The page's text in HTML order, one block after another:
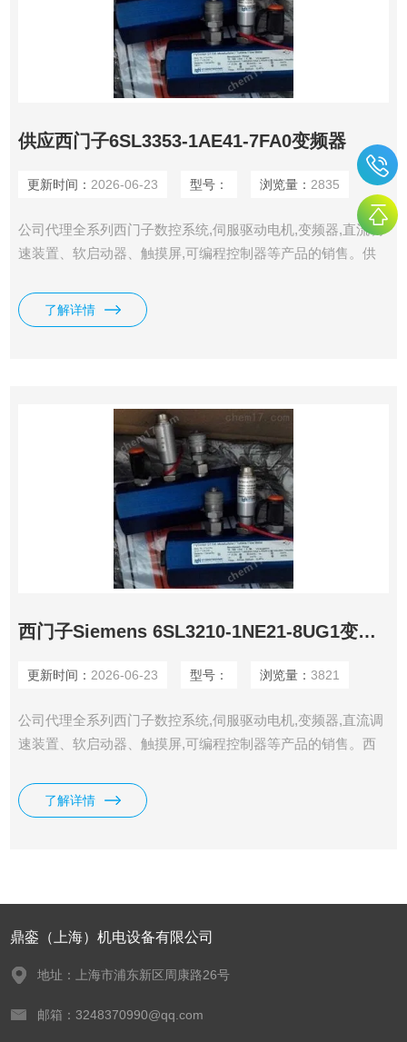
供应西门子6SL3353-1AE41-7FA0变频器
更新时间： 2026-06-23 型号： 浏览量： 2835
公司代理全系列西门子数控系统,伺服驱动电机,变频器,直流调
速装置、软启动器、触摸屏,可编程控制器等产品的销售。供
了解详情
西门子Siemens 6SL3210-1NE21-8UG1变频器
更新时间： 2026-06-23 型号： 浏览量： 3821
公司代理全系列西门子数控系统,伺服驱动电机,变频器,直流调
速装置、软启动器、触摸屏,可编程控制器等产品的销售。西
了解详情
鼎銮（上海）机电设备有限公司
地址：上海市浦东新区周康路26号
邮箱：3248370990@qq.com